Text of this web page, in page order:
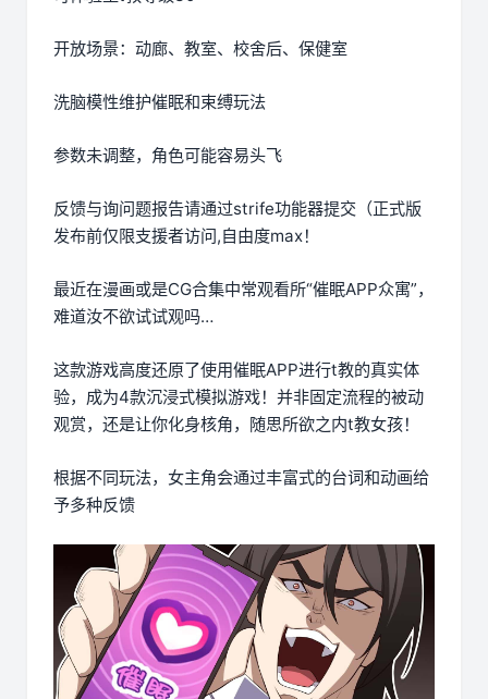
开放场景：动廊、教室、校舍后、保健室
洗脑模性维护催眠和束缚玩法
参数未调整，角色可能容易头飞
反馈与询问题报告请通过strife功能器提交（正式版
发布前仅限支援者访问,自由度max！
最近在漫画或是CG合集中常观看所“催眠APP众寓”，
难道汝不欲试试观吗…
这款游戏高度还原了使用催眠APP进行t教的真实体
验，成为4款沉浸式模拟游戏！并非固定流程的被动
观赏，还是让你化身核角，随思所欲之内t教女孩！
根据不同玩法，女主角会通过丰富式的台词和动画给
予多种反馈